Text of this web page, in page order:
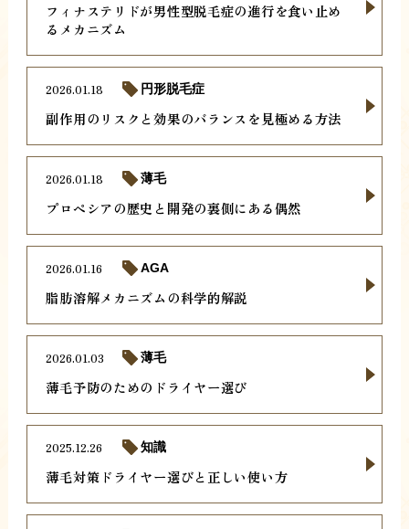
フィナステリドが男性型脱毛症の進行を食い止め
るメカニズム
副作用のリスクと効果のバランスを見極める方法
2026.01.18 円形脱毛症
プロペシアの歴史と開発の裏側にある偶然
2026.01.18 薄毛
脂肪溶解メカニズムの科学的解説
2026.01.16 AGA
薄毛予防のためのドライヤー選び
2026.01.03 薄毛
薄毛対策ドライヤー選びと正しい使い方
2025.12.26 知識